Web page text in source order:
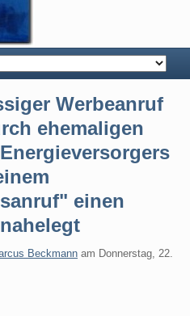
Werbeanruf
ehemaligen
einen
Beckmann am Donnerstag, 22.